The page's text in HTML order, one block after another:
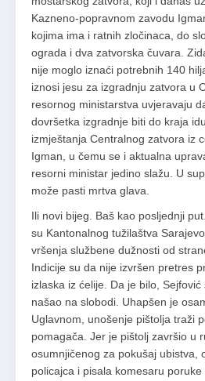
Kazneno-popravnom zavodu
kojima ima i ratnih zločinaca, do
ograda i dva zatvorska čuvara.
nije moglo iznaći potrebnih 140
iznosi jesu za izgradnju zatvora u
resornog ministarstva uvjeravaju
dovršetka izgradnje biti do kraja
izmještanja Centralnog zatvora iz
Igman, u čemu se i aktualna
resorni ministar jedino slažu. U
može pasti mrtva glava.
Ili novi bijeg. Baš kao posljednji
su Kantonalnog tužilaštva
vršenja službene dužnosti od
Indicije su da nije izvršen pretres
izlaska iz ćelije. Da je bilo,
našao na slobodi. Uhapšen je
Uglavnom, unošenje pištolja traži
pomagača. Jer je pištolj završio u
osumnjičenog za pokušaj ubistva,
policajca i pisala komesaru poruke